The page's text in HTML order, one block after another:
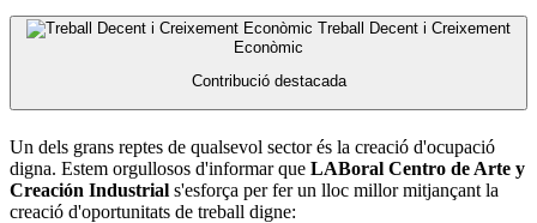
Treball Decent i Creixement
Econòmic
Contribució destacada
Un dels grans reptes de qualsevol sector és la creació d'ocupació
digna. Estem orgullosos d'informar que LABoral Centro de Arte y
Creación Industrial s'esforça per fer un lloc millor mitjançant la
creació d'oportunitats de treball digne: